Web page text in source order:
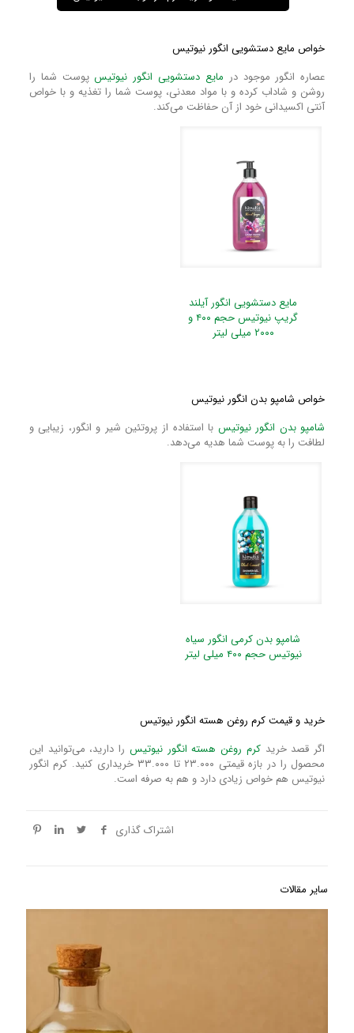
خواص مایع دستشویی انگور نیوتیس
عصاره انگور موجود در مایع دستشویی انگور نیوتیسپوست شما را
روشن و شاداب کرده و با مواد معدنی، پوست شما را تغذیه و با خواص
آنتی اکسیدانی خود از آن حفاظت می‌کند.
مایع دستشویی انگور آیلند
گریپ نیوتیس حجم ۴۰۰ و
۲۰۰۰ میلی لیتر
خواص شامپو بدن انگور نیوتیس
شامپو بدن انگور نیوتیس با استفاده از پروتئین شیر و انگور، زیبایی و
لطافت را به پوست شما هدیه می‌دهد.
شامپو بدن کرمی انگور سیاه
نیوتیس حجم ۴۰۰ میلی لیتر
خرید و قیمت کرم روغن هسته انگور نیوتیس
اگر قصد خریدکرم روغن هسته انگور نیوتیس را دارید، می‌توانید این
محصول را در بازه قیمتی ۲۳.۰۰۰ تا ۳۳.۰۰۰ خریداری کنید. کرم انگور
نیوتیس هم خواص زیادی دارد و هم به صرفه است.
اشتراک گذاری
سایر مقالات